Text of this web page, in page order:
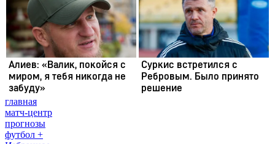
главная
матч-центр
прогнозы
футбол +